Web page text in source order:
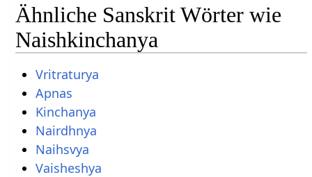
Ähnliche Sanskrit Wörter wie
Naishkinchanya
Vritraturya
Apnas
Kinchanya
Nairdhnya
Naihsvya
Vaisheshya